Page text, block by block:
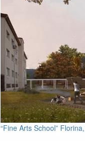
“Fine Arts School”